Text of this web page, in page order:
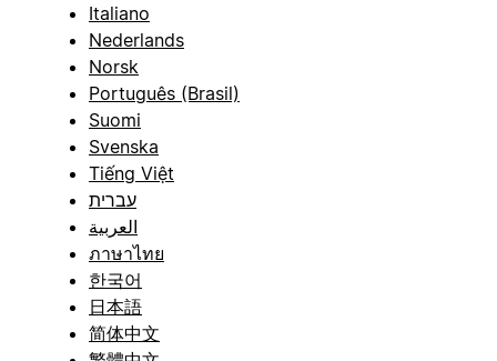
Italiano
Nederlands
Norsk
Português (Brasil)
Suomi
Svenska
Tiếng Việt
עברית
العربية
ภาษาไทย
한국어
日本語
简体中文